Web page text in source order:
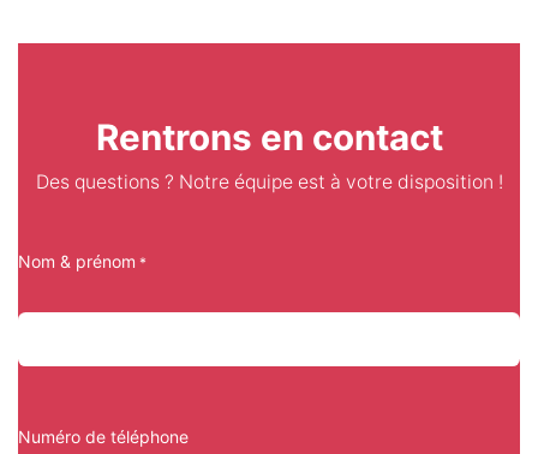
Rentrons en contact
Des questions ? Notre équipe est à votre disposition !
Nom & prénom *
Numéro de téléphone